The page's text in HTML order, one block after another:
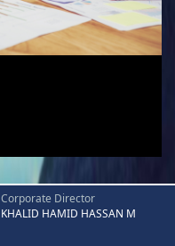
Corporate Director
KHALID HAMID HASSAN M